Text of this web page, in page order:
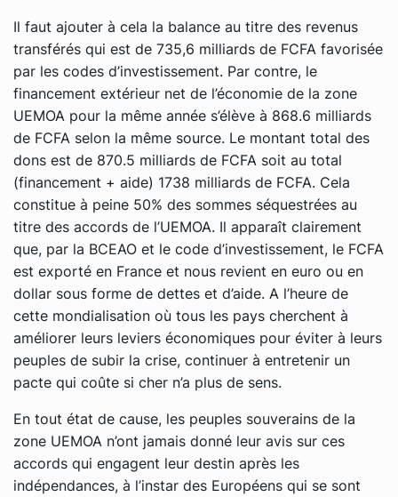
Il faut ajouter à cela la balance au titre des revenus
transférés qui est de 735,6 milliards de FCFA favorisée
par les codes d’investissement. Par contre, le
financement extérieur net de l’économie de la zone
UEMOA pour la même année s’élève à 868.6 milliards
de FCFA selon la même source. Le montant total des
dons est de 870.5 milliards de FCFA soit au total
(financement + aide) 1738 milliards de FCFA. Cela
constitue à peine 50% des sommes séquestrées au
titre des accords de l’UEMOA. Il apparaît clairement
que, par la BCEAO et le code d’investissement, le FCFA
est exporté en France et nous revient en euro ou en
dollar sous forme de dettes et d’aide. A l’heure de
cette mondialisation où tous les pays cherchent à
améliorer leurs leviers économiques pour éviter à leurs
peuples de subir la crise, continuer à entretenir un
pacte qui coûte si cher n’a plus de sens.
En tout état de cause, les peuples souverains de la
zone UEMOA n’ont jamais donné leur avis sur ces
accords qui engagent leur destin après les
indépendances, à l’instar des Européens qui se sont